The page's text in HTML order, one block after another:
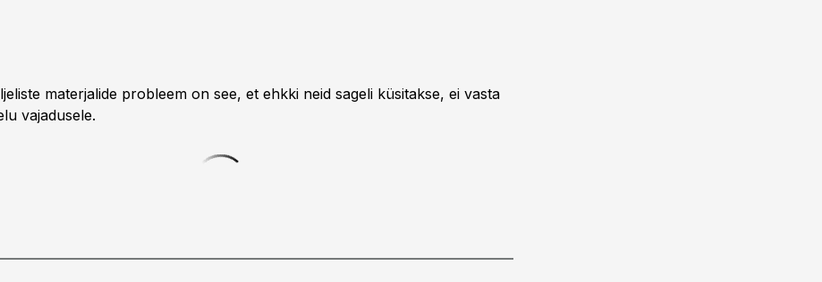
materjalide probleem on see, et ehkki neid sageli küsitakse, ei vasta
vajadusele.